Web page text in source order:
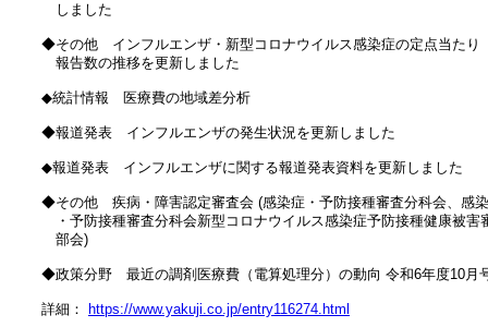
しました
◆その他　インフルエンザ・新型コロナウイルス感染症の定点当たり
報告数の推移を更新しました
◆統計情報　医療費の地域差分析
◆報道発表　インフルエンザの発生状況を更新しました
◆報道発表　インフルエンザに関する報道発表資料を更新しました
◆その他　疾病・障害認定審査会 (感染症・予防接種審査分科会、感
・予防接種審査分科会新型コロナウイルス感染症予防接種健康被害
部会)
◆政策分野　最近の調剤医療費（電算処理分）の動向 令和6年度10月
詳細： https://www.yakuji.co.jp/entry116274.html